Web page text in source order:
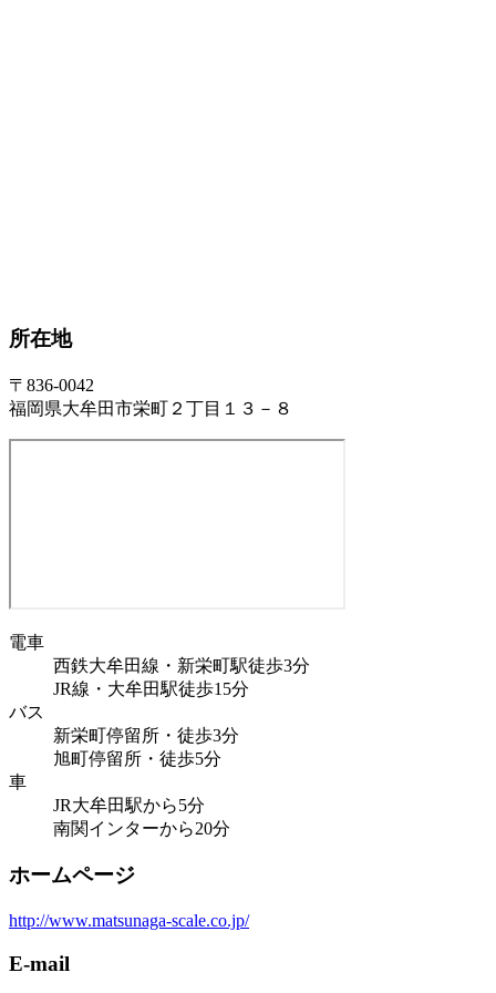
所在地
〒836-0042
福岡県大牟田市栄町２丁目１３－８
電車
西鉄大牟田線・新栄町駅徒歩3分
JR線・大牟田駅徒歩15分
バス
新栄町停留所・徒歩3分
旭町停留所・徒歩5分
車
JR大牟田駅から5分
南関インターから20分
ホームページ
http://www.matsunaga-scale.co.jp/
E-mail